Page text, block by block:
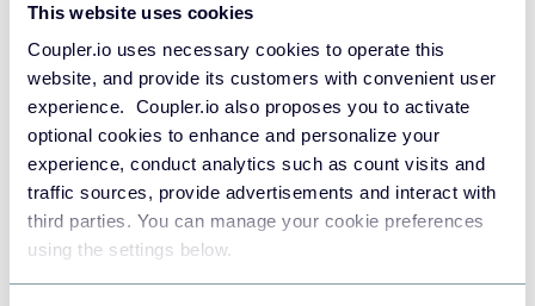
This website uses cookies
Coupler.io uses necessary cookies to operate this
website, and provide its customers with convenient user
experience. Coupler.io also proposes you to activate
optional cookies to enhance and personalize your
experience, conduct analytics such as count visits and
traffic sources, provide advertisements and interact with
third parties. You can manage your cookie preferences
using the settings below.
Busqua y selecciona el informe que deseas
exportar.
En la parte superior del informe, selecciona el
iconoExportar. A continuación, seleccionaExportar